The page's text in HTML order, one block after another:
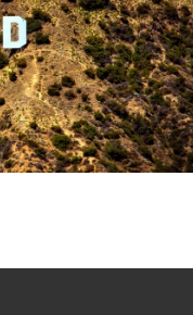
Francisco, Monterey,